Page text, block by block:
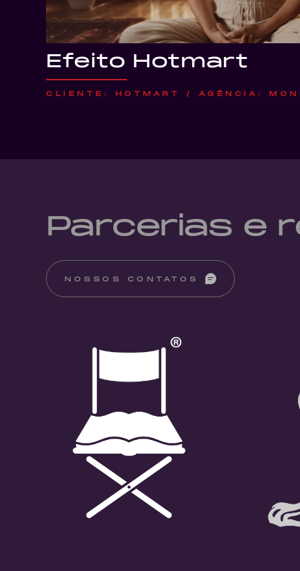
Efeito Hotmart
CLIENTE: HOTMART / AGÊNCIA:
Parcerias e
NOSSOS CONTATOS